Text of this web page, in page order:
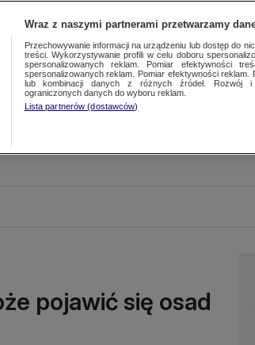
pojawić się osad
Wraz z naszymi partnerami przetwarzamy
Przechowywanie informacji na urządzeniu lub dostęp do
treści. Wykorzystywanie profili w celu doboru
spersonalizowanych reklam. Pomiar efektywności
spersonalizowanych reklam. Pomiar efektywności
lub kombinacji danych z różnych źródeł. Rozwój i
ograniczonych danych do wyboru reklam.
Lista partnerów (dostawców)